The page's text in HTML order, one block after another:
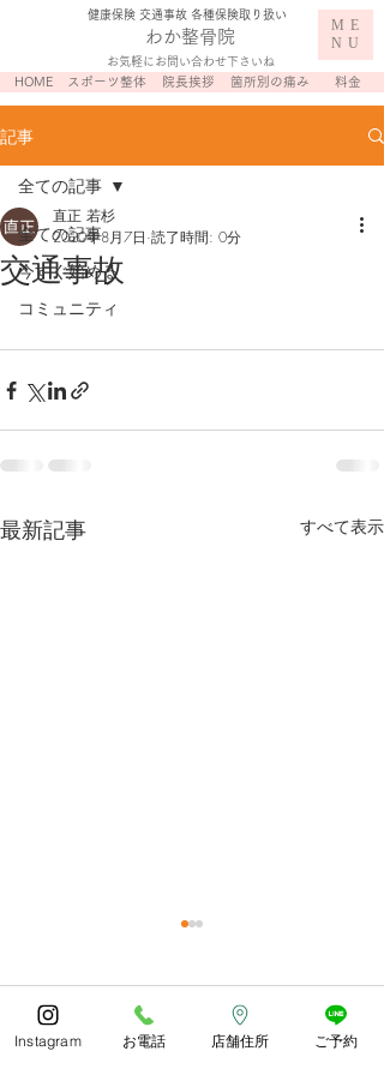
お気軽にお問い合わせ下さいね
わか整骨院
​健康保険 交通事故 各種保険取り扱い
ME
NU
スポーツ整体 院長挨拶 箇所別の痛み
HOME 料金
記事
全ての記事
今すぐ始める
コミュニティ
全ての記事
交通事故
直正 若杉
2020年8月7日 読了時間: 0分
最新記事 すべて表示
あっとゆう間の1年でしたね
皆様どのようにお過ごしでし
コメント
Instagram お電話 店舗住所 ご予約